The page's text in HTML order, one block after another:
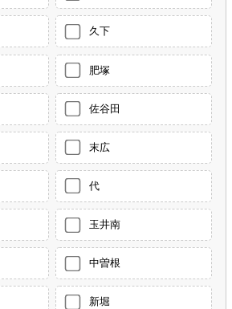
久下
肥塚
佐谷田
末広
代
玉井南
中曽根
新堀